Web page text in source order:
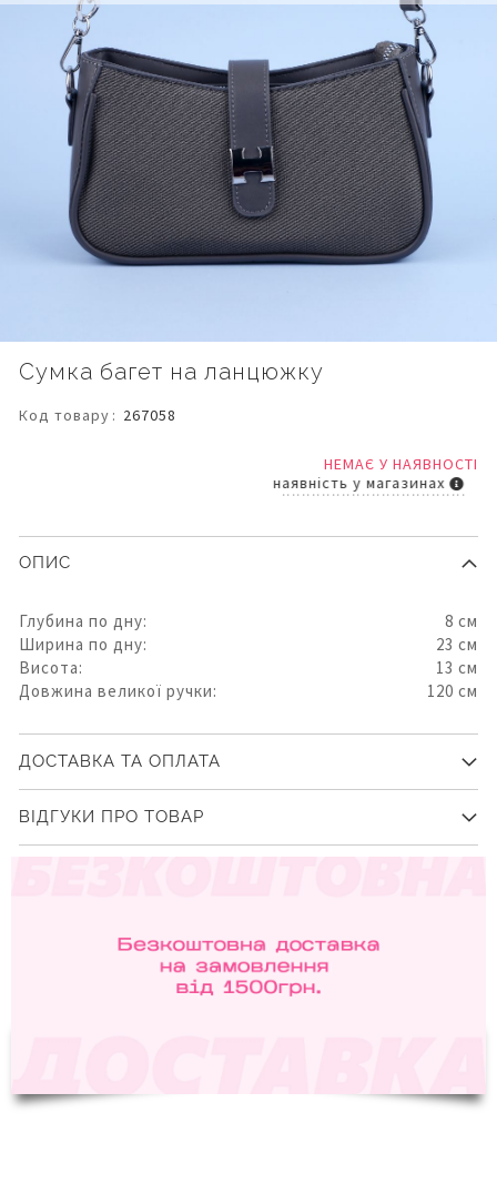
Сумка багет на ланцюжку
Код товару 267058
НЕМАЄ У НАЯВНОСТІ
наявність у магазинах
галереї
ОПИС
Глубина по дну:
8 см
Ширина по дну:
23 см
Висота:
13 см
Довжина великої ручки:
120 см
ДОСТАВКА ТА ОПЛАТА
ВІДГУКИ ПРО ТОВАР